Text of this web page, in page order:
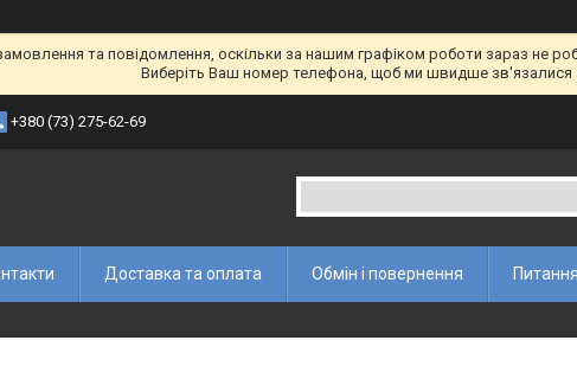
та повідомлення, оскільки за нашим графіком роботи зараз не
Виберіть Ваш номер телефона, щоб ми швидше зв'язалися
+380 (73) 275-62-69
Доставка та оплата Обмін і повернення